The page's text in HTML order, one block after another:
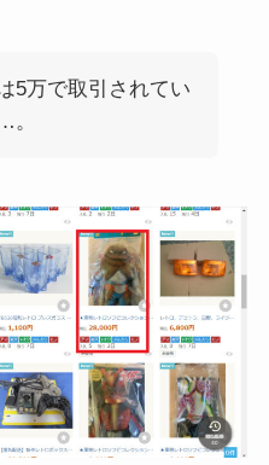
5万で取引されてい
。